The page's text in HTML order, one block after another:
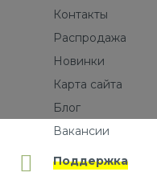
Контакты
Распродажа
Новинки
Карта сайта
Блог
Вакансии
Поддержка